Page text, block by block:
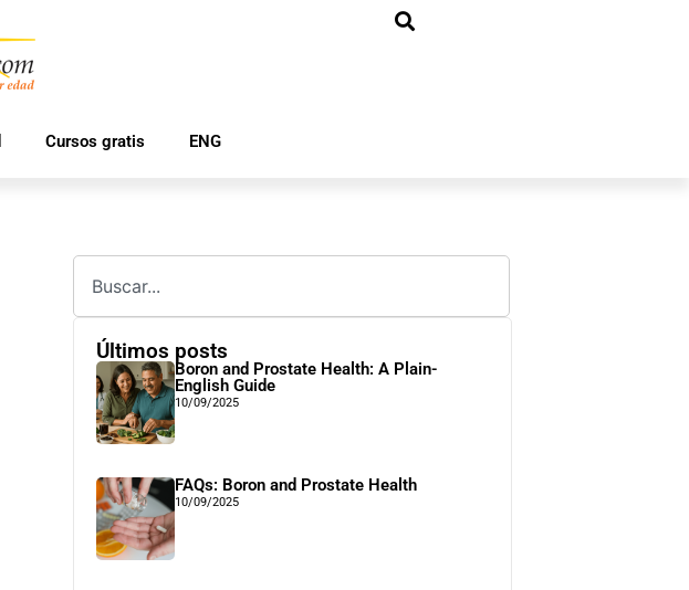
Cursos gratis ENG
Últimos posts
Boron and Prostate Health: A Plain-
English Guide
10/09/2025
FAQs: Boron and Prostate Health
10/09/2025